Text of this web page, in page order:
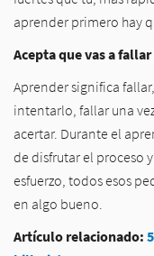
aprender primero hay
Acepta que vas a
Aprender significa
intentarlo, fallar una
acertar. Durante el
de disfrutar el proceso
esfuerzo, todos esos
en algo bueno.
Artículo relacionado: